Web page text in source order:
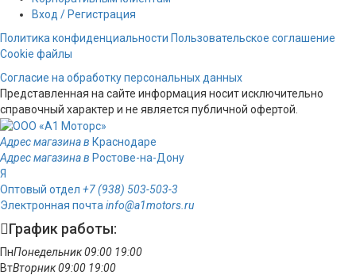
Вход / Регистрация
Политика конфиденциальности Пользовательское соглашение
Cookie файлы
Согласие на обработку персональных данных
Представленная на сайте информация носит исключительно
справочный характер и не является публичной офертой.
Адрес магазина в Краснодаре
Адрес магазина в Ростове-на-Дону
Я
Оптовый отдел +7 (938) 503-503-3
Электронная почта info@a1motors.ru
График работы:
ПнПонедельник09:00 19:00
ВтВторник09:00 19:00